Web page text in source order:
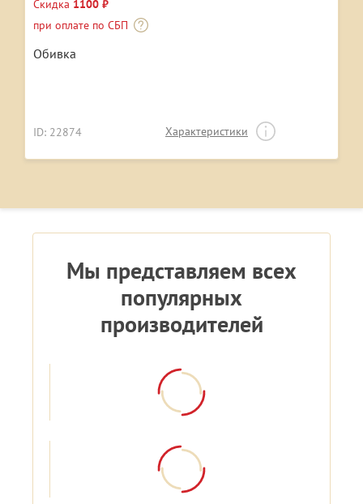
Скидка 1100 ₽
при оплате по СБП
Обивка
ID: 22874 Характеристики
Мы представляем всех
популярных
производителей